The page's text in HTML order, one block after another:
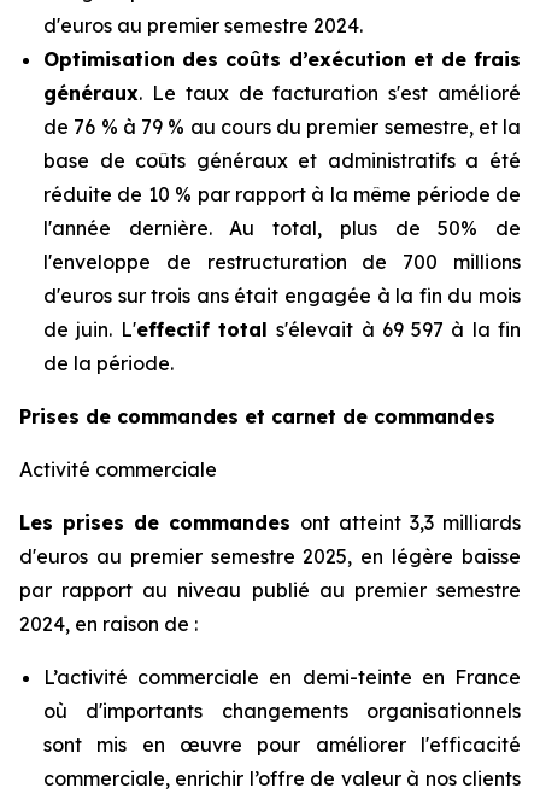
d'euros au premier semestre 2024.
Optimisation des coûts d’exécution et de frais
généraux. Le taux de facturation s'est amélioré
de 76 % à 79 % au cours du premier semestre, et la
base de coûts généraux et administratifs a été
réduite de 10 % par rapport à la même période de
l'année dernière. Au total, plus de 50% de
l'enveloppe de restructuration de 700 millions
d'euros sur trois ans était engagée à la fin du mois
de juin. L'effectif totals'élevait à 69 597 à la fin
de la période.
Prises de commandes et carnet de commandes
Activité commerciale
Les prises de commandes ont atteint 3,3 milliards
d'euros au premier semestre 2025, en légère baisse
par rapport au niveau publié au premier semestre
2024, en raison de :
L’activité commerciale en demi-teinte en France
où d'importants changements organisationnels
sont mis en œuvre pour améliorer l'efficacité
commerciale, enrichir l’offre de valeur à nos clients